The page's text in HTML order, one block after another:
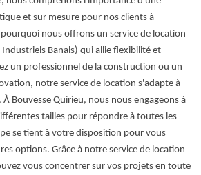
et sur mesure pour nos clients à
pourquoi nous offrons un service de location
Industriels Banals) qui allie flexibilité et
un professionnel de la construction ou un
notre service de location s'adapte à
Bouvesse Quirieu, nous nous engageons à
tailles pour répondre à toutes les
se tient à votre disposition pour vous
options. Grâce à notre service de location
vous concentrer sur vos projets en toute